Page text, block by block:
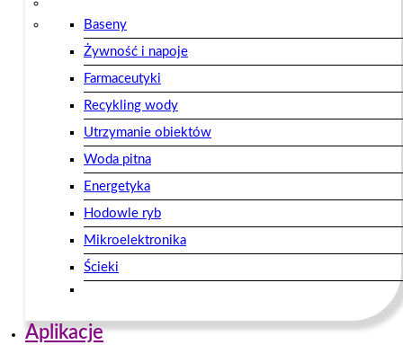
Baseny
Żywność i napoje
Farmaceutyki
Recykling wody
Utrzymanie obiektów
Woda pitna
Energetyka
Hodowle ryb
Mikroelektronika
Ścieki
Aplikacje